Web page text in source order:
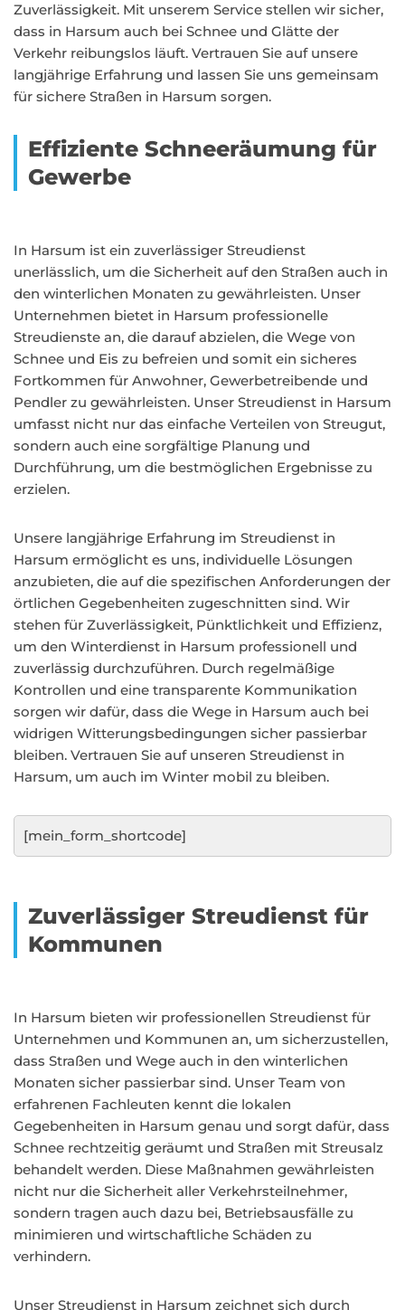
Zuverlässigkeit. Mit unserem Service stellen wir sicher,
dass in Harsum auch bei Schnee und Glätte der
Verkehr reibungslos läuft. Vertrauen Sie auf unsere
langjährige Erfahrung und lassen Sie uns gemeinsam
für sichere Straßen in Harsum sorgen.
Effiziente Schneeräumung für
Gewerbe
In Harsum ist ein zuverlässiger Streudienst
unerlässlich, um die Sicherheit auf den Straßen auch in
den winterlichen Monaten zu gewährleisten. Unser
Unternehmen bietet in Harsum professionelle
Streudienste an, die darauf abzielen, die Wege von
Schnee und Eis zu befreien und somit ein sicheres
Fortkommen für Anwohner, Gewerbetreibende und
Pendler zu gewährleisten. Unser Streudienst in Harsum
umfasst nicht nur das einfache Verteilen von Streugut,
sondern auch eine sorgfältige Planung und
Durchführung, um die bestmöglichen Ergebnisse zu
erzielen.
Unsere langjährige Erfahrung im Streudienst in
Harsum ermöglicht es uns, individuelle Lösungen
anzubieten, die auf die spezifischen Anforderungen der
örtlichen Gegebenheiten zugeschnitten sind. Wir
stehen für Zuverlässigkeit, Pünktlichkeit und Effizienz,
um den Winterdienst in Harsum professionell und
zuverlässig durchzuführen. Durch regelmäßige
Kontrollen und eine transparente Kommunikation
sorgen wir dafür, dass die Wege in Harsum auch bei
widrigen Witterungsbedingungen sicher passierbar
bleiben. Vertrauen Sie auf unseren Streudienst in
Harsum, um auch im Winter mobil zu bleiben.
[mein_form_shortcode]
Zuverlässiger Streudienst für
Kommunen
In Harsum bieten wir professionellen Streudienst für
Unternehmen und Kommunen an, um sicherzustellen,
dass Straßen und Wege auch in den winterlichen
Monaten sicher passierbar sind. Unser Team von
erfahrenen Fachleuten kennt die lokalen
Gegebenheiten in Harsum genau und sorgt dafür, dass
Schnee rechtzeitig geräumt und Straßen mit Streusalz
behandelt werden. Diese Maßnahmen gewährleisten
nicht nur die Sicherheit aller Verkehrsteilnehmer,
sondern tragen auch dazu bei, Betriebsausfälle zu
minimieren und wirtschaftliche Schäden zu
verhindern.
Unser Streudienst in Harsum zeichnet sich durch